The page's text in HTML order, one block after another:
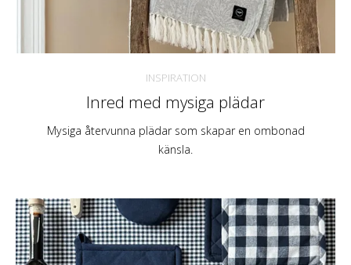
INSPIRATION
Inred med mysiga plädar
Mysiga återvunna plädar som skapar en ombonad
känsla.